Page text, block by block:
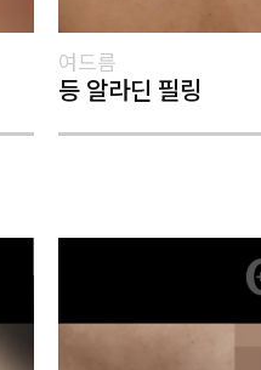
여드름
등 알라딘 필링